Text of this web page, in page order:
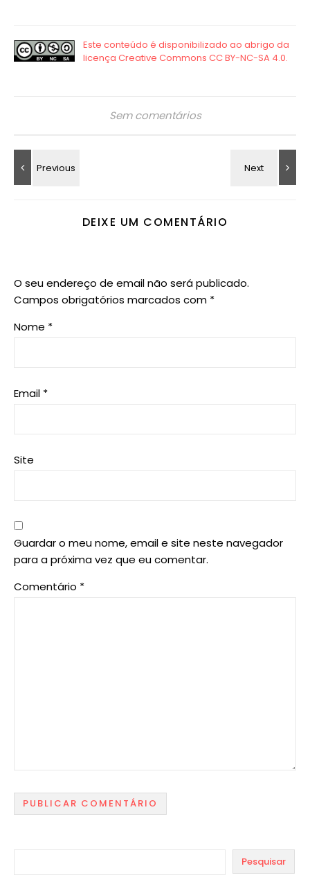
Sem comentários
DEIXE UM COMENTÁRIO
O seu endereço de email não será publicado.
Campos obrigatórios marcados com *
Nome *
Email *
Site
Guardar o meu nome, email e site neste navegador
para a próxima vez que eu comentar.
Comentário *
Pesquisar